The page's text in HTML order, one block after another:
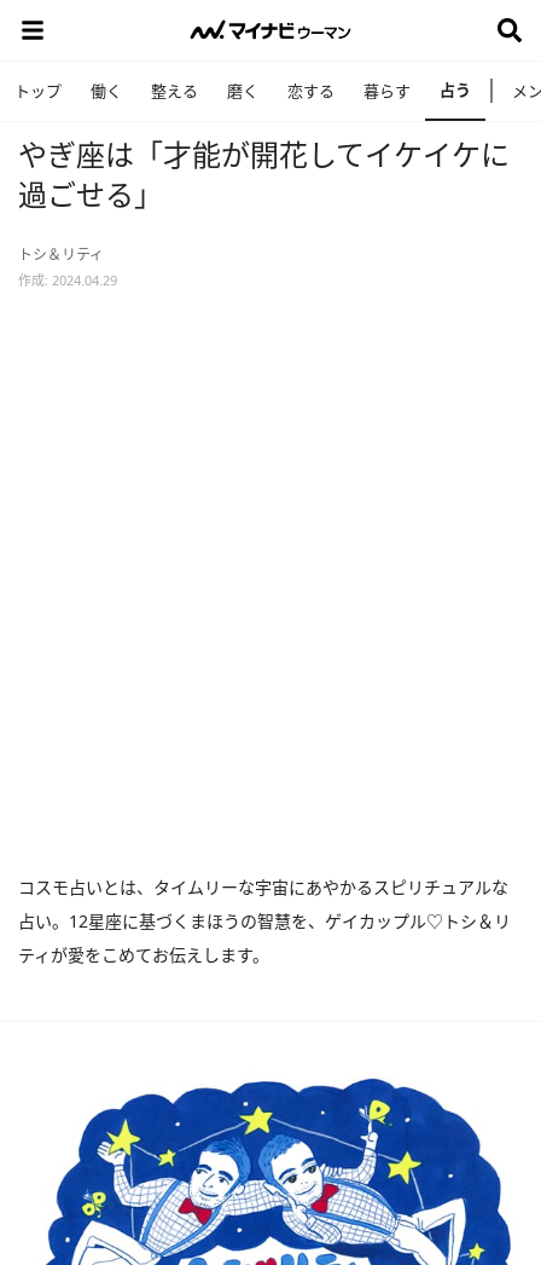
トップ 働く 整える 磨く 恋する 暮らす 占う メ
やぎ座は「才能が開花してイケイケに
過ごせる」
トシ＆リティ
作成: 2024.04.29
コスモ占いとは、タイムリーな宇宙にあやかるスピリチュアルな
占い。12星座に基づくまほうの智慧を、ゲイカップル♡トシ＆リ
ティが愛をこめてお伝えします。